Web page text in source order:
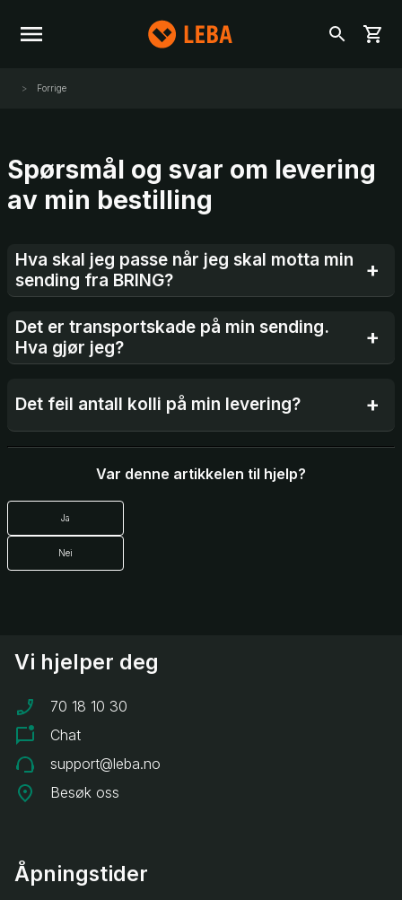
Forrige
Spørsmål og svar om levering
av min bestilling
Hva skal jeg passe når jeg skal motta min
sending fra BRING?
Det er transportskade på min sending.
Hva gjør jeg?
Det feil antall kolli på min levering?
Var denne artikkelen til hjelp?
Ja
Nei
Vi hjelper deg
70 18 10 30
Chat
support@leba.no
Besøk oss
Åpningstider